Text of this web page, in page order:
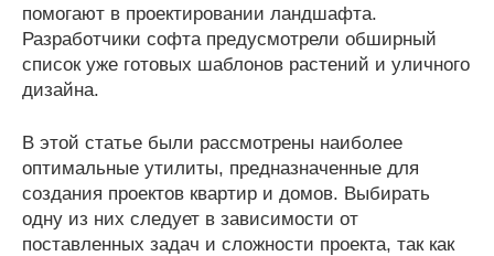
помогают в проектировании ландшафта.
Разработчики софта предусмотрели обширный
список уже готовых шаблонов растений и уличного
дизайна.
В этой статье были рассмотрены наиболее
оптимальные утилиты, предназначенные для
создания проектов квартир и домов. Выбирать
одну из них следует в зависимости от
поставленных задач и сложности проекта, так как